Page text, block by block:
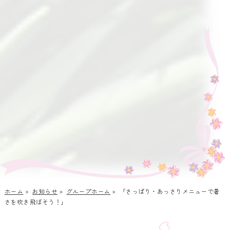
ホーム » お知らせ » グループホーム »
「さっぱり・あっさりメニューで暑
さを吹き飛ばそう！」